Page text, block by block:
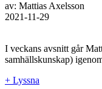
av: Mattias Axelsson
2021-11-29
I veckans avsnitt går
samhällskunskap)
+ Lyssna